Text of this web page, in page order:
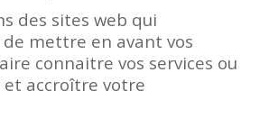
des sites web qui
mettre en avant vos
connaitre vos services ou
accroître votre